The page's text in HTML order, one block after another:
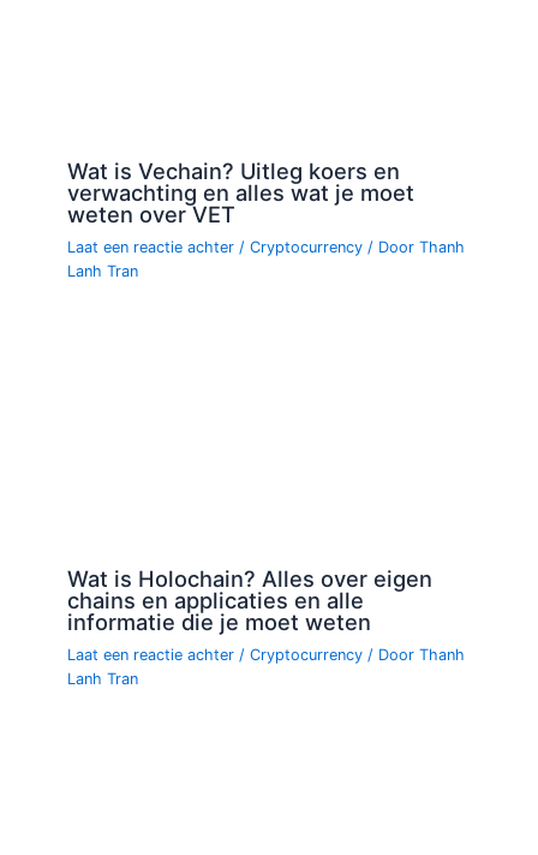
Wat is Vechain? Uitleg koers en
verwachting en alles wat je moet
weten over VET
Laat een reactie achter /Cryptocurrency / DoorThanh
Lanh Tran
Wat is Holochain? Alles over eigen
chains en applicaties en alle
informatie die je moet weten
Laat een reactie achter /Cryptocurrency / DoorThanh
Lanh Tran